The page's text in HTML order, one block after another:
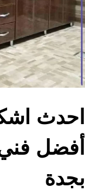
احدث
أفضل
بجدة